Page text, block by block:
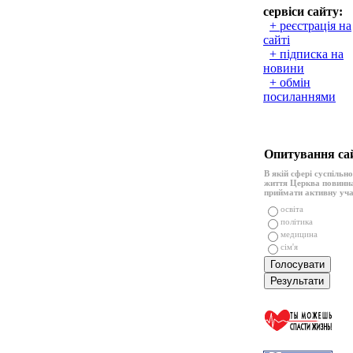
сервіси сайту:
+ реєстрація на
сайті
+ підписка на
новини
+ обмін
посиланнями
Опитування
В якій сфері
життя Церква
приймати активну
освіта
політика
медицина
сім'я